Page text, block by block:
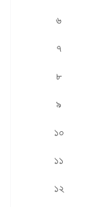
৬
৭
৮
৯
১০
১১
১২